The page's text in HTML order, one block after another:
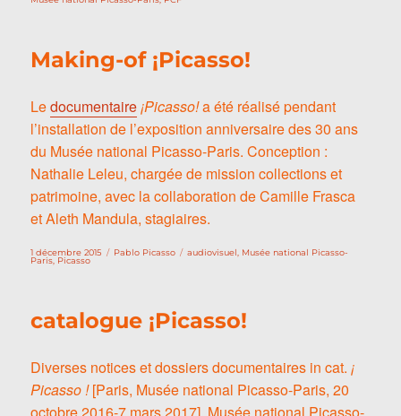
Making-of ¡Picasso!
Ledocumentaire¡Picasso!a été réalisé pendant
l’installation de l’exposition anniversaire des 30 ans
du Musée national Picasso-Paris. Conception :
Nathalie Leleu, chargée de mission collections et
patrimoine, avec la collaboration de Camille Frasca
et Aleth Mandula, stagiaires.
Publié
le
1 décembre 2015 Catégories
Pablo Picasso Étiquettes
audiovisuel
Musée national Picasso-
Paris Picasso
catalogue ¡Picasso!
Diverses notices et dossiers documentaires in cat.¡
Picasso ![Paris, Musée national Picasso-Paris, 20